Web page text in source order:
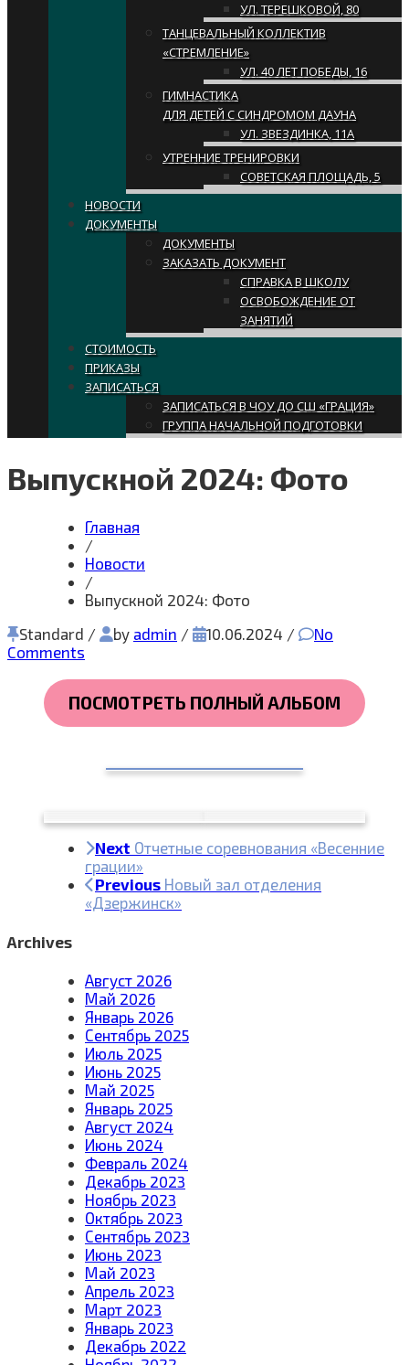
УЛ. ТЕРЕШКОВОЙ, 80
ТАНЦЕВАЛЬНЫЙ КОЛЛЕКТИВ
«СТРЕМЛЕНИЕ»
УЛ. 40 ЛЕТ ПОБЕДЫ, 16
ГИМНАСТИКА
ДЛЯ ДЕТЕЙ С СИНДРОМОМ ДАУНА
УЛ. ЗВЕЗДИНКА, 11А
УТРЕННИЕ ТРЕНИРОВКИ
СОВЕТСКАЯ ПЛОЩАДЬ, 5
НОВОСТИ
ДОКУМЕНТЫ
ДОКУМЕНТЫ
ЗАКАЗАТЬ ДОКУМЕНТ
СПРАВКА В ШКОЛУ
ОСВОБОЖДЕНИЕ ОТ
ЗАНЯТИЙ
СТОИМОСТЬ
ПРИКАЗЫ
ЗАПИСАТЬСЯ
ЗАПИСАТЬСЯ В ЧОУ ДО СШ «ГРАЦИЯ»
ГРУППА НАЧАЛЬНОЙ ПОДГОТОВКИ
Выпускной 2024: Фото
Главная
/
Новости
/
Выпускной 2024: Фото
Standard / by admin / 10.06.2024 /
No
Comments
ПОСМОТРЕТЬ ПОЛНЫЙ АЛЬБОМ
Next Отчетные соревнования «Весенние
грации»
Previous Новый зал отделения
«Дзержинск»
Archives
Август 2026
Май 2026
Январь 2026
Сентябрь 2025
Июль 2025
Июнь 2025
Май 2025
Январь 2025
Август 2024
Июнь 2024
Февраль 2024
Декабрь 2023
Ноябрь 2023
Октябрь 2023
Сентябрь 2023
Июнь 2023
Май 2023
Апрель 2023
Март 2023
Январь 2023
Декабрь 2022